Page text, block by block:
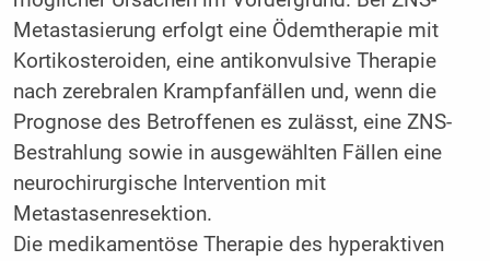
Metastasierung erfolgt eine Ödemtherapie mit
Kortikosteroiden, eine antikonvulsive Therapie
nach zerebralen Krampfanfällen und, wenn die
Prognose des Betroffenen es zulässt, eine ZNS-
Bestrahlung sowie in ausgewählten Fällen eine
neurochirurgische Intervention mit
Metastasenresektion.
Die medikamentöse Therapie des hyperaktiven